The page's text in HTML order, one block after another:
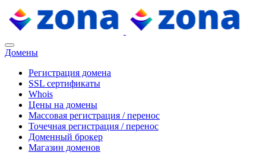
Домены
Регистрация домена
SSL сертификаты
Whois
Цены на домены
Массовая регистрация / перенос
Точечная регистрация / перенос
Доменный брокер
Магазин доменов